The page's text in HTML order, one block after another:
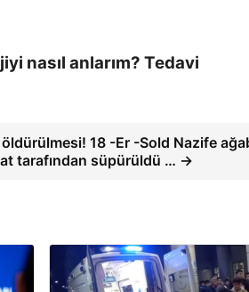
nasıl anlarım? Tedavi
öldürülmesi! 18 -Er -Sold Nazife
tarafından süpürüldü … →